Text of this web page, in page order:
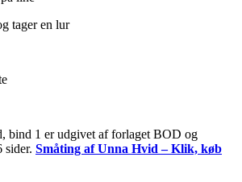
tager en lur
bind 1 er udgivet af forlaget BOD og
sider. Småting af Unna Hvid – Klik, køb